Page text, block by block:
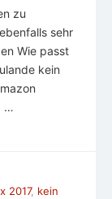
zu
sehr
Wie passt
kein
…
2017, kein